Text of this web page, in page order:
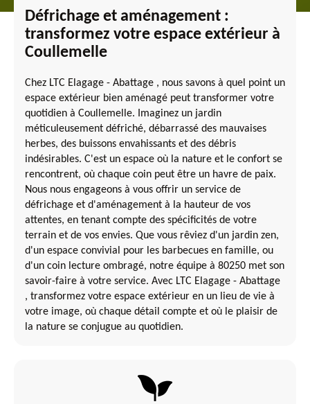
Défrichage et aménagement :
transformez votre espace extérieur à
Coullemelle
Chez LTC Elagage - Abattage , nous savons à quel point un
espace extérieur bien aménagé peut transformer votre
quotidien à Coullemelle. Imaginez un jardin
méticuleusement défriché, débarrassé des mauvaises
herbes, des buissons envahissants et des débris
indésirables. C'est un espace où la nature et le confort se
rencontrent, où chaque coin peut être un havre de paix.
Nous nous engageons à vous offrir un service de
défrichage et d'aménagement à la hauteur de vos
attentes, en tenant compte des spécificités de votre
terrain et de vos envies. Que vous rêviez d'un jardin zen,
d'un espace convivial pour les barbecues en famille, ou
d'un coin lecture ombragé, notre équipe à 80250 met son
savoir-faire à votre service. Avec LTC Elagage - Abattage
, transformez votre espace extérieur en un lieu de vie à
votre image, où chaque détail compte et où le plaisir de
la nature se conjugue au quotidien.